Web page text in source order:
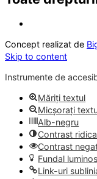
Concept realizat de
Skip to content
Instrumente de
Măriți textul
Micșorați
Alb-negru
Contrast
Contrast
Fundal luminos
Link-uri